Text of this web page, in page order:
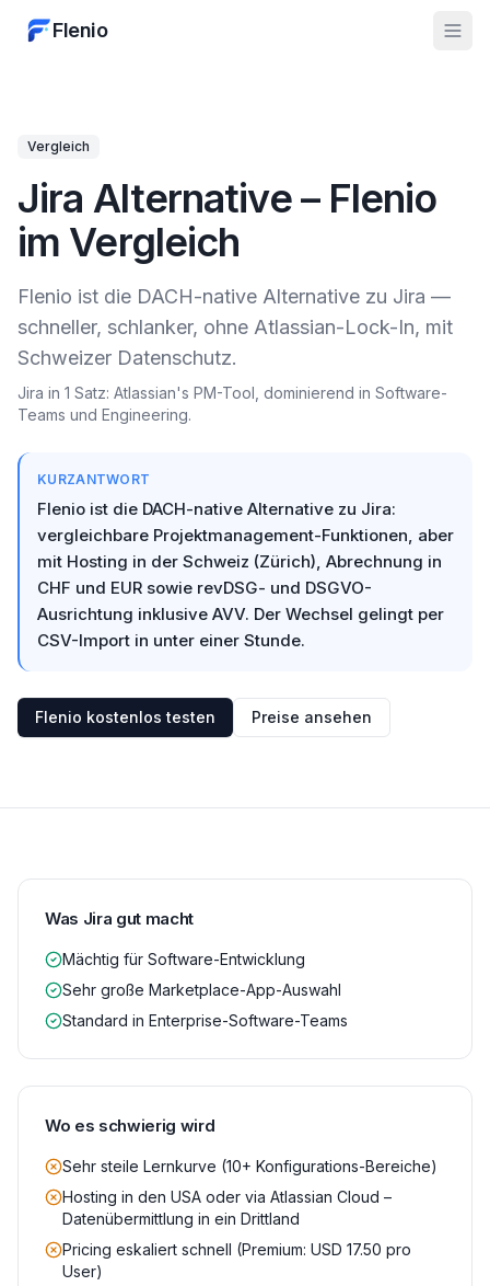
Flenio
Vergleich
Jira Alternative – Flenio
im Vergleich
Flenio ist die DACH-native Alternative zu Jira —
schneller, schlanker, ohne Atlassian-Lock-In, mit
Schweizer Datenschutz.
Jira in 1 Satz: Atlassian's PM-Tool, dominierend in Software-
Teams und Engineering.
KURZANTWORT
Flenio ist die DACH-native Alternative zu Jira:
vergleichbare Projektmanagement-Funktionen, aber
mit Hosting in der Schweiz (Zürich), Abrechnung in
CHF und EUR sowie revDSG- und DSGVO-
Ausrichtung inklusive AVV. Der Wechsel gelingt per
CSV-Import in unter einer Stunde.
Flenio kostenlos testen Preise ansehen
Was Jira gut macht
Mächtig für Software-Entwicklung
Sehr große Marketplace-App-Auswahl
Standard in Enterprise-Software-Teams
Wo es schwierig wird
Sehr steile Lernkurve (10+ Konfigurations-Bereiche)
Hosting in den USA oder via Atlassian Cloud –
Datenübermittlung in ein Drittland
Pricing eskaliert schnell (Premium: USD 17.50 pro
User)